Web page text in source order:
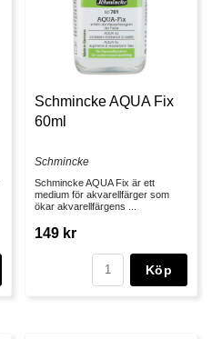
Schmincke AQUA Fix
60ml
Schmincke
Schmincke AQUA Fix är ett
medium för akvarellfärger som
ökar akvarellfärgens ...
149 kr
Köp